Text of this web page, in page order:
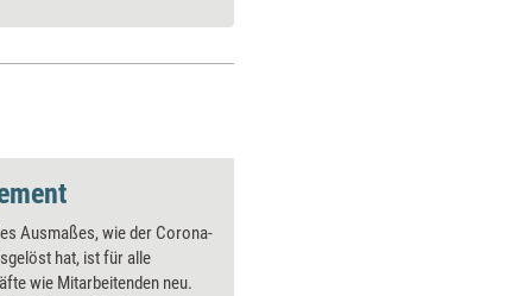
Ausmaßes, wie der Corona-
hat, ist für alle
wie Mitarbeitenden neu.